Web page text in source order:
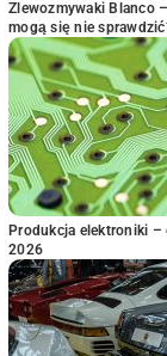
Zlewozmywaki Blanco
mogą się nie
Produkcja elektroniki –
2026